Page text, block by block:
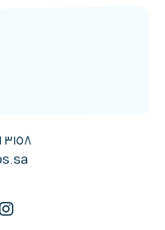
٣١٥٨ ٧١١ ٥٥ ٩٦٦+